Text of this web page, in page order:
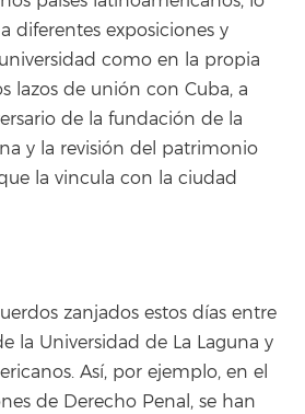
diferentes exposiciones y
como en la propia
lazos de unión con Cuba, a
de la fundación de la
y la revisión del patrimonio
la vincula con la ciudad
zanjados estos días entre
la Universidad de La Laguna y
Así, por ejemplo, en el
de Derecho Penal, se han